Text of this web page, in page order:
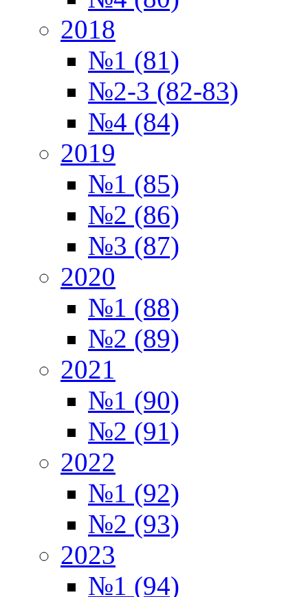
2018
№1 (81)
№2-3 (82-83)
№4 (84)
2019
№1 (85)
№2 (86)
№3 (87)
2020
№1 (88)
№2 (89)
2021
№1 (90)
№2 (91)
2022
№1 (92)
№2 (93)
2023
№1 (94)